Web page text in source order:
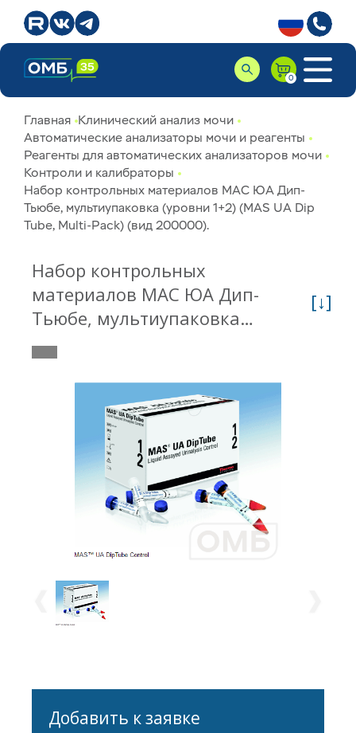
Главная Клинический анализ мочи
Автоматические анализаторы мочи и реагенты
Реагенты для автоматических анализаторов мочи
Контроли и калибраторы
Набор контрольных материалов МАС ЮА Дип-
Тьюбе, мультиупаковка (уровни 1+2) (MAS UA Dip
Tube, Multi-Pack) (вид 200000).
Набор контрольных
материалов МАС ЮА Дип-
Тьюбе, мультиупаковка
(уровни 1+2) (MAS UA Dip Tube,
Multi-Pack) (вид 200000). UAT-
[↓]
Добавить к заявке